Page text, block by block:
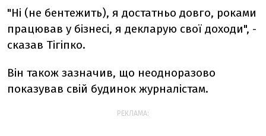
"Ні (не бентежить), я достатньо довго, роками
працював у бізнесі, я декларую свої доходи", -
сказав Тігіпко.
Він також зазначив, що неодноразово
показував свій будинок журналістам.
РЕКЛАМА: